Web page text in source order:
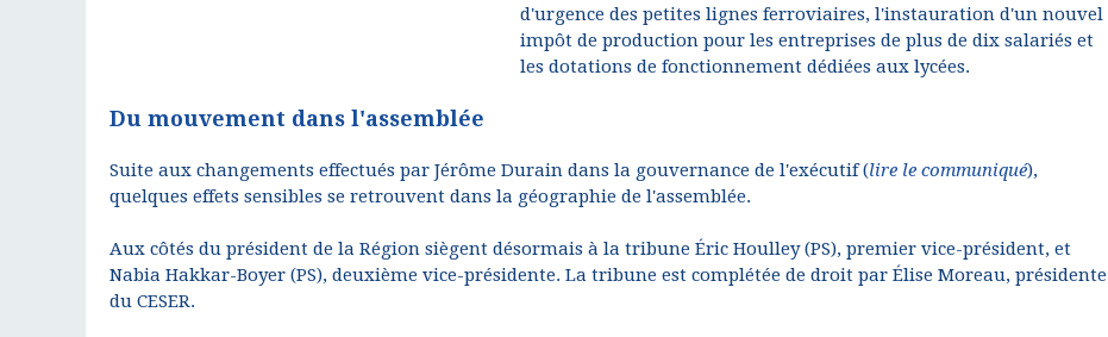
d'urgence des petites lignes ferroviaires, l'instauration d'un nouvel
impôt de production pour les entreprises de plus de dix salariés et
les dotations de fonctionnement dédiées aux lycées.
Du mouvement dans l'assemblée
Suite aux changements effectués par Jérôme Durain dans la gouvernance de l'exécutif (lire le communiqué),
quelques effets sensibles se retrouvent dans la géographie de l'assemblée.
Aux côtés du président de la Région siègent désormais à la tribune Éric Houlley (PS), premier vice-président, et
Nabia Hakkar-Boyer (PS), deuxième vice-présidente. La tribune est complétée de droit par Élise Moreau, présidente
du CESER.